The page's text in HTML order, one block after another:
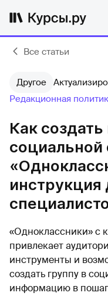
Все статьи
Другое
Редакционная
Как создать
социальной
«Одноклассники» с
привлекает
инструменты и
создать группу в
информацию в